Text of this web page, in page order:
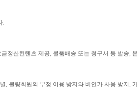
정산컨텐츠 제공 물품배송 또는 청구서 등 발송
불량회원의 부정 이용 방지와 비인가 사용 방지